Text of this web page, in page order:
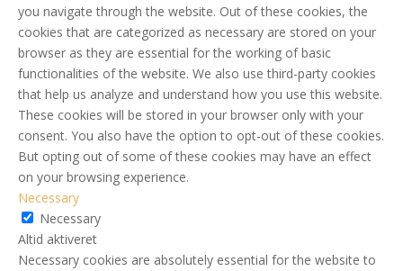
you navigate through the website. Out of these cookies, the
cookies that are categorized as necessary are stored on your
browser as they are essential for the working of basic
functionalities of the website. We also use third-party cookies
that help us analyze and understand how you use this website.
These cookies will be stored in your browser only with your
consent. You also have the option to opt-out of these cookies.
But opting out of some of these cookies may have an effect
on your browsing experience.
Necessary
Necessary
Altid aktiveret
Necessary cookies are absolutely essential for the website to